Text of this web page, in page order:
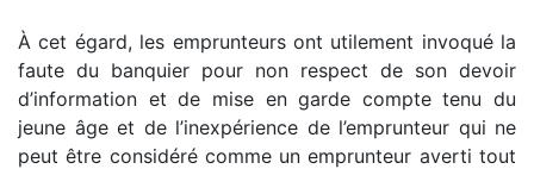
À cet égard, les emprunteurs ont utilement invoqué la
faute du banquier pour non respect de son devoir
d’information et de mise en garde compte tenu du
jeune âge et de l’inexpérience de l’emprunteur qui ne
peut être considéré comme un emprunteur averti tout